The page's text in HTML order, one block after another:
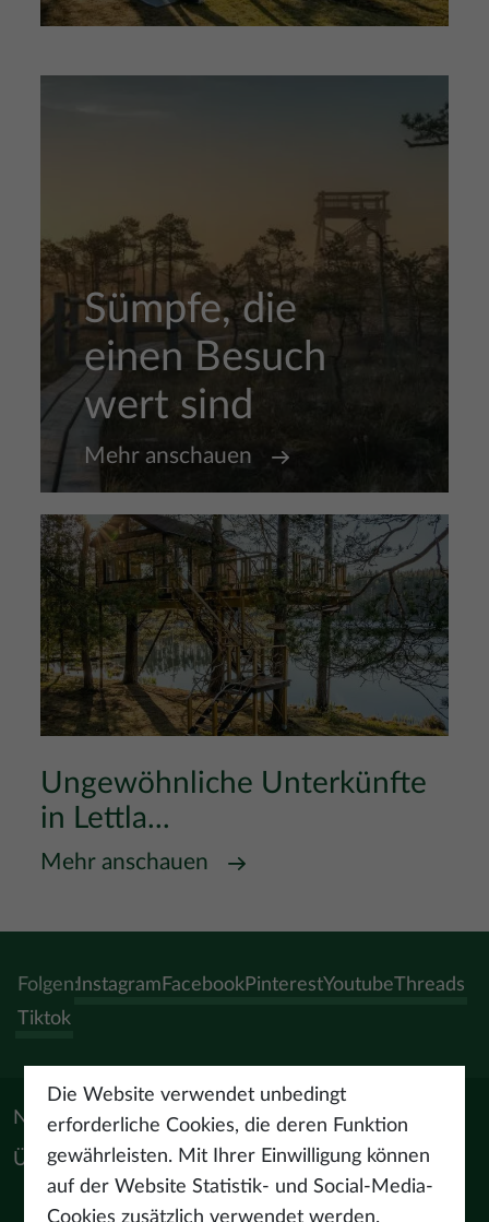
Sümpfe, die
einen Besuch
wert sind
Mehr anschauen
Ungewöhnliche Unterkünfte
in Lettla...
Mehr anschauen
Folgen:Instagram FacebookPinterestYoutubeThreads
Tiktok
Nützliche Materialien
Über uns
Die Website verwendet unbedingt
erforderliche Cookies, die deren Funktion
gewährleisten. Mit Ihrer Einwilligung können
auf der Website Statistik- und Social-Media-
Cookies zusätzlich verwendet werden.